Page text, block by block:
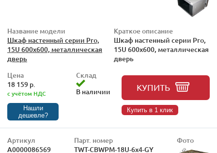
Название модели
Шкаф настенный серии Pro,
15U 600x600, металлическая
дверь
Краткое описание
Шкаф настенный серии Pro,
15U 600x600, металлическая
дверь
Цена
18 159 р.
с учётом НДС
Нашли
дешевле?
Склад
В наличии
КУПИТЬ
Купить в 1 клик
Артикул
А0000086569
Парт. номер
TWT-CBWPM-18U-6x4-GY
Фото